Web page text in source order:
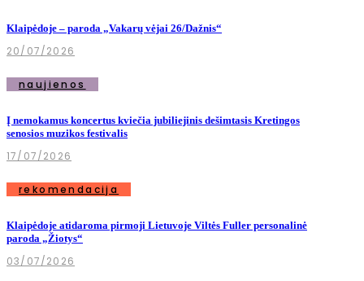
Klaipėdoje – paroda „Vakarų vėjai 26/Dažnis“
20/07/2026
naujienos
Į nemokamus koncertus kviečia jubiliejinis dešimtasis Kretingos
senosios muzikos festivalis
17/07/2026
rekomendacija
Klaipėdoje atidaroma pirmoji Lietuvoje Viltės Fuller personalinė
paroda „Žiotys“
03/07/2026